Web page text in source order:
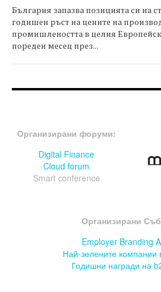
България запазва позицията си на
годишен ръст на цените на
промишлеността в целия
пореден месец през...
Организирани форуми:
Digital Finance
Cloud forum
Smart conference
Организирани
Employer Branding
Най-зелените компании
Годишни награди на